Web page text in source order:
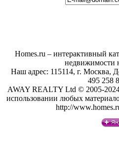
Homes.ru – интерактивный
недвижимости
Наш адрес: 115114, г. Москва,
495 258
AWAY REALTY Ltd © 2005-
использовании любых
http://